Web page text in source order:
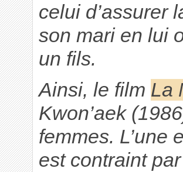
celui d’assurer
son mari en lui
un fils.
Ainsi, le film La
Kwon’aek
femmes. L’une
est contraint